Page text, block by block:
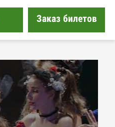
Заказ билетов